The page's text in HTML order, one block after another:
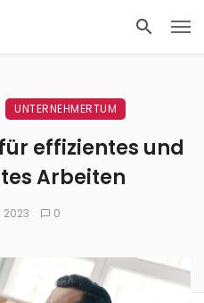
UNTERNEHMERTUM
effizientes und
Arbeiten
2023 0